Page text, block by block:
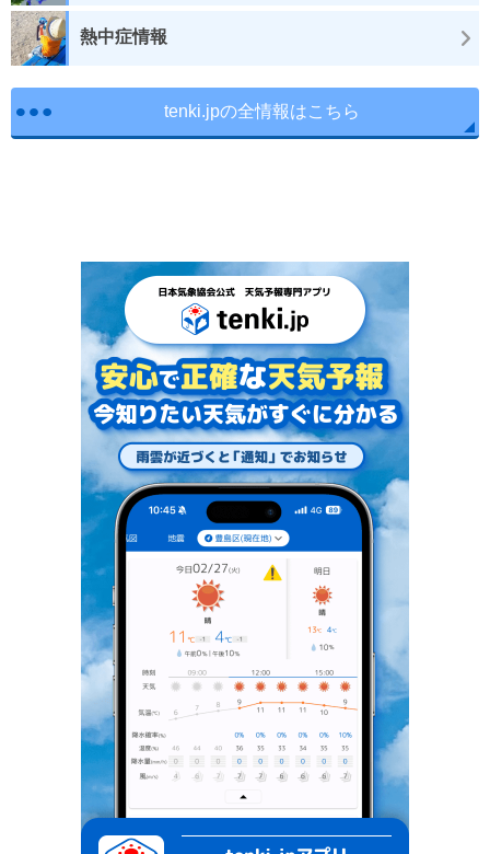
熱中症情報
tenki.jpの全情報はこちら